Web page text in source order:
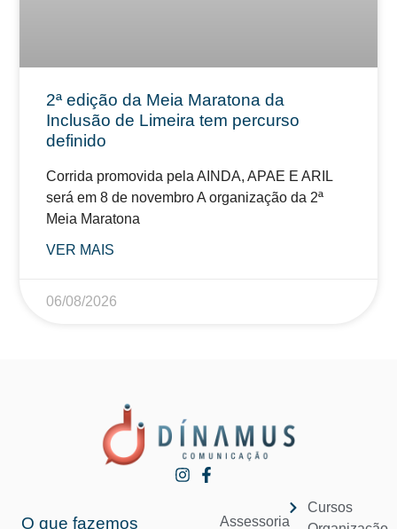
2ª edição da Meia Maratona da
Inclusão de Limeira tem percurso
definido
Corrida promovida pela AINDA, APAE E ARIL
será em 8 de novembro A organização da 2ª
Meia Maratona
VER MAIS
06/08/2026
O que fazemos Assessoria
Cursos